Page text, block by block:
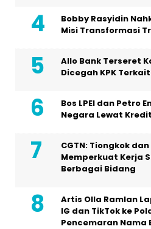
Bobby Rasyidin
Misi Transformasi
Allo Bank Terseret
Dicegah KPK
Bos LPEI dan Petro
Negara Lewat
CGTN: Tiongkok
Memperkuat Kerja
Berbagai Bidang
Artis Olla Ramlan
IG dan TikTok ke
Pencemaran Nama